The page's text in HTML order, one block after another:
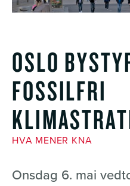
OSLO
FOSSILFRI
HVA MENER KNA
Onsdag 6. mai